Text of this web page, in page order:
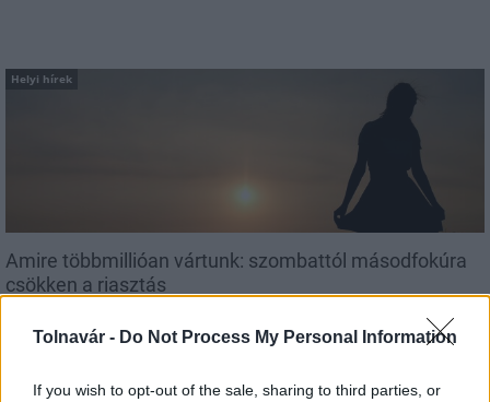
Tolnavár - Do Not Process My Personal Information
If you wish to opt-out of the sale, sharing to third parties, or
Helyi hírek
Amire többmillióan vártunk: szombattól másodfokúra
csökken a riasztás